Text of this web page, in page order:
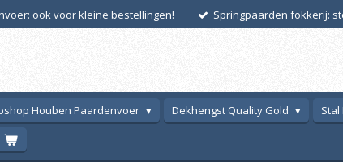
ook voor kleine bestellingen! Springpaarden fokkerij:
Houben Paardenvoer Dekhengst Quality Gold